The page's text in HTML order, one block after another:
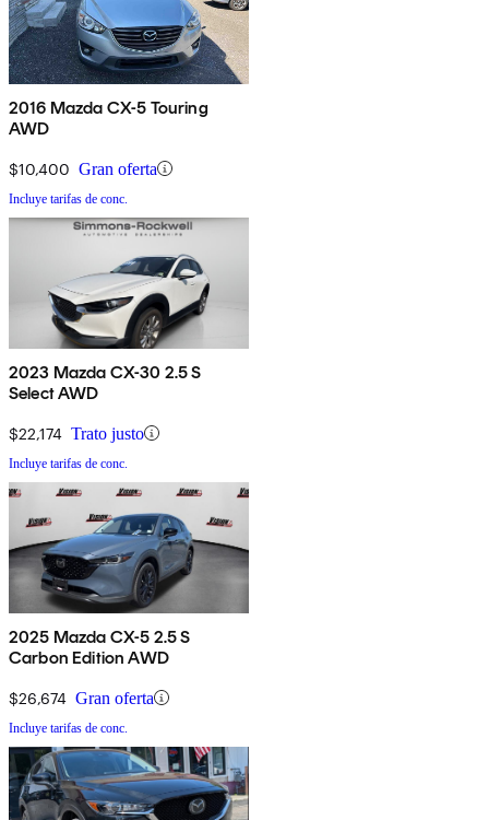
2016 Mazda CX-5 Touring
AWD
$10,400 Gran oferta
Incluye tarifas de conc.
2023 Mazda CX-30 2.5 S
Select AWD
$22,174 Trato justo
Incluye tarifas de conc.
2025 Mazda CX-5 2.5 S
Carbon Edition AWD
$26,674 Gran oferta
Incluye tarifas de conc.